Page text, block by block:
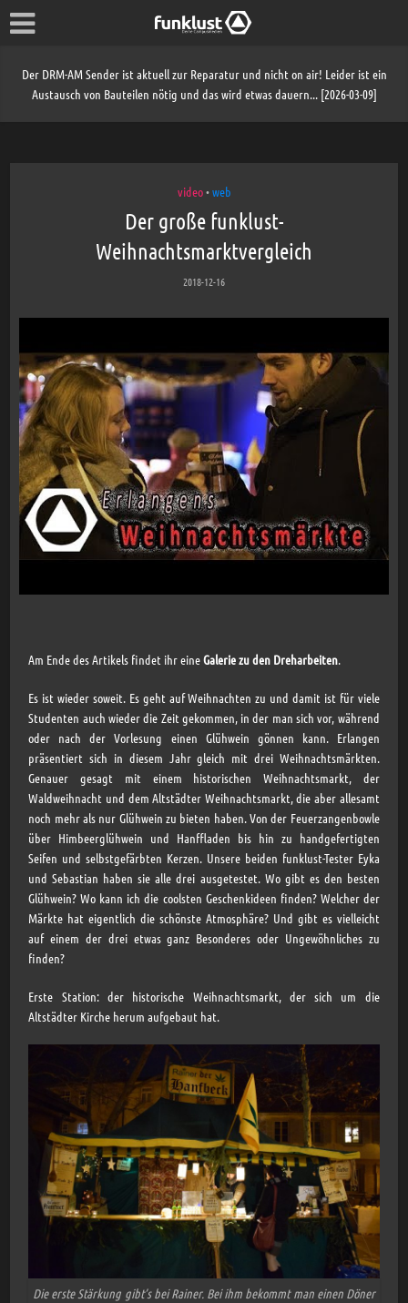
Der DRM-AM Sender ist aktuell zur Reparatur und nicht on air! Leider ist ein
Austausch von Bauteilen nötig und das wird etwas dauern... [2026-03-09]
video • web
Der große funklust-
Weihnachtsmarktvergleich
2018-12-16
Am Ende des Artikels findet ihr eineGalerie zu den Dreharbeiten.
Es ist wieder soweit. Es geht auf Weihnachten zu und damit ist für viele
Studenten auch wieder die Zeit gekommen, in der man sich vor, während
oder nach der Vorlesung einen Glühwein gönnen kann. Erlangen
präsentiert sich in diesem Jahr gleich mit drei Weihnachtsmärkten.
Genauer gesagt mit einem historischen Weihnachtsmarkt, der
Waldweihnacht und dem Altstädter Weihnachtsmarkt, die aber allesamt
noch mehr als nur Glühwein zu bieten haben. Von der Feuerzangenbowle
über Himbeerglühwein und Hanffladen bis hin zu handgefertigten
Seifen und selbstgefärbten Kerzen. Unsere beiden funklust-Tester Eyka
und Sebastian haben sie alle drei ausgetestet. Wo gibt es den besten
Glühwein? Wo kann ich die coolsten Geschenkideen finden? Welcher der
Märkte hat eigentlich die schönste Atmosphäre? Und gibt es vielleicht
auf einem der drei etwas ganz Besonderes oder Ungewöhnliches zu
finden?
Erste Station: der historische Weihnachtsmarkt, der sich um die
Altstädter Kirche herum aufgebaut hat.
Die erste Stärkung gibt’s bei Rainer. Bei ihm bekommt man einen Döner